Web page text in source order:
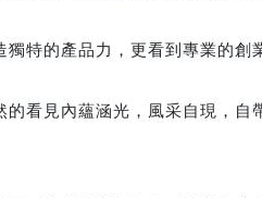
特的產品力，更看到專業的
看見內蘊涵光，風采自現，